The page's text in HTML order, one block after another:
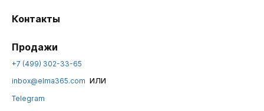
Контакты
Продажи
+7 (499) 302-33-65
inbox@elma365.com или
Telegram